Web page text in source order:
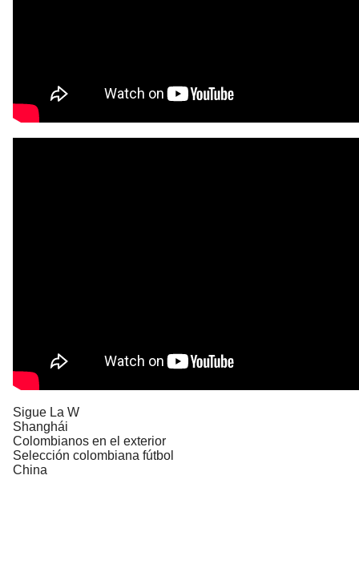
Sigue La W
Shanghái
Colombianos en el exterior
Selección colombiana fútbol
China